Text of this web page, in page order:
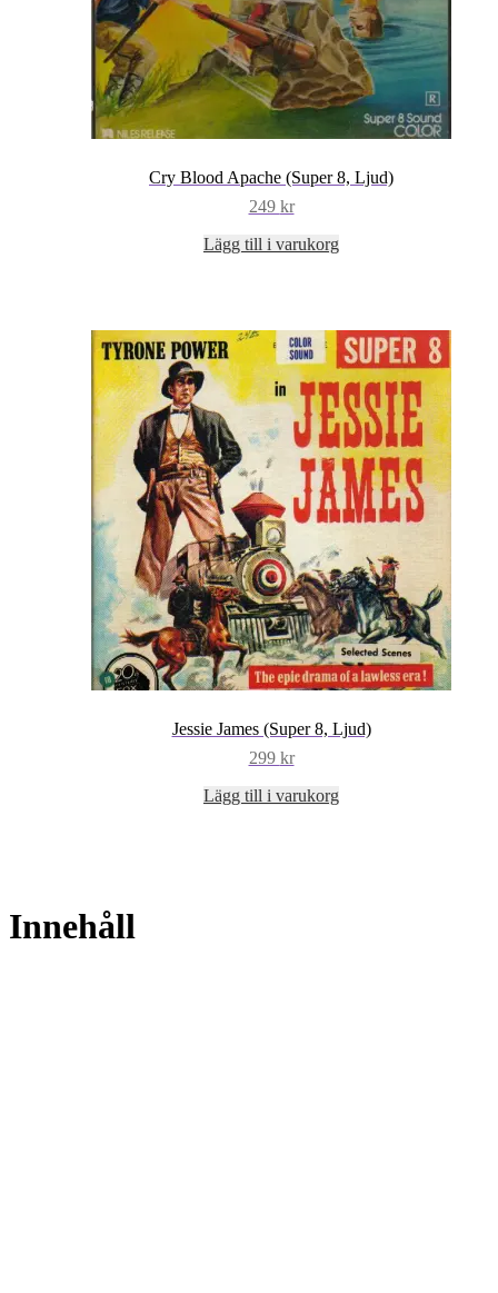
Cry Blood Apache (Super 8, Ljud)
249 kr
Lägg till i varukorg
Jessie James (Super 8, Ljud)
299 kr
Lägg till i varukorg
Innehåll